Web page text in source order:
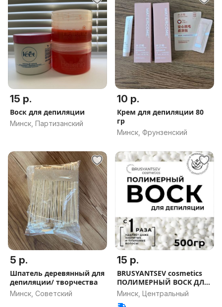
15 р.
Воск для депиляции
Минск, Партизанский
10 р.
Крем для депиляции 80
гр
Минск, Фрунзенский
5 р.
Шпатель деревянный для
депиляции/ творчества
Минск, Советский
15 р.
BRUSYANTSEV cosmetics
ПОЛИМЕРНЫЙ BOCK ДЛЯ
ДЕПИЛЯЦИ
Минск, Центральный